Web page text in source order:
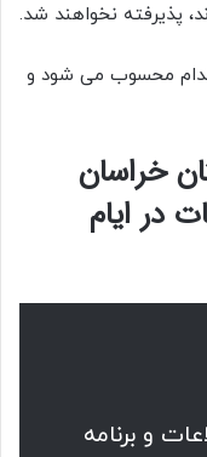
پذیرفته نخواهند شد.
محسوب می شود و
خراسان
در ایام
و برنامه